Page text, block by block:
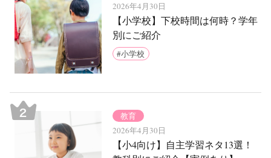
2026年4月30日
【小学校】下校時間は何時？学年
別にご紹介
小学校
教育
2026年4月30日
【小4向け】自主学習ネタ13選！